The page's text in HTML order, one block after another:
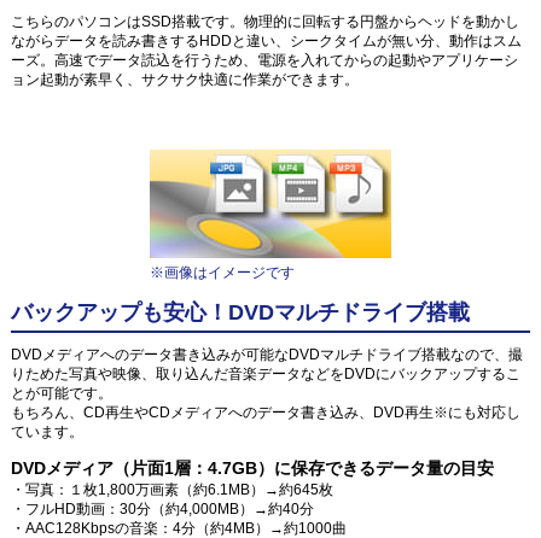
こちらのパソコンはSSD搭載です。物理的に回転する円盤からヘッドを動かし
ながらデータを読み書きするHDDと違い、シークタイムが無い分、動作はスム
ーズ。高速でデータ読込を行うため、電源を入れてからの起動やアプリケーシ
ョン起動が素早く、サクサク快適に作業ができます。
※画像はイメージです
バックアップも安心！DVDマルチドライブ搭載
DVDメディアへのデータ書き込みが可能なDVDマルチドライブ搭載なので、撮
りためた写真や映像、取り込んだ音楽データなどをDVDにバックアップするこ
とが可能です。
もちろん、CD再生やCDメディアへのデータ書き込み、DVD再生※にも対応し
ています。
DVDメディア（片面1層：4.7GB）に保存できるデータ量の目安
・写真：１枚1,800万画素（約6.1MB）→約645枚
・フルHD動画：30分（約4,000MB）→約40分
・AAC128Kbpsの音楽：4分（約4MB）→約1000曲